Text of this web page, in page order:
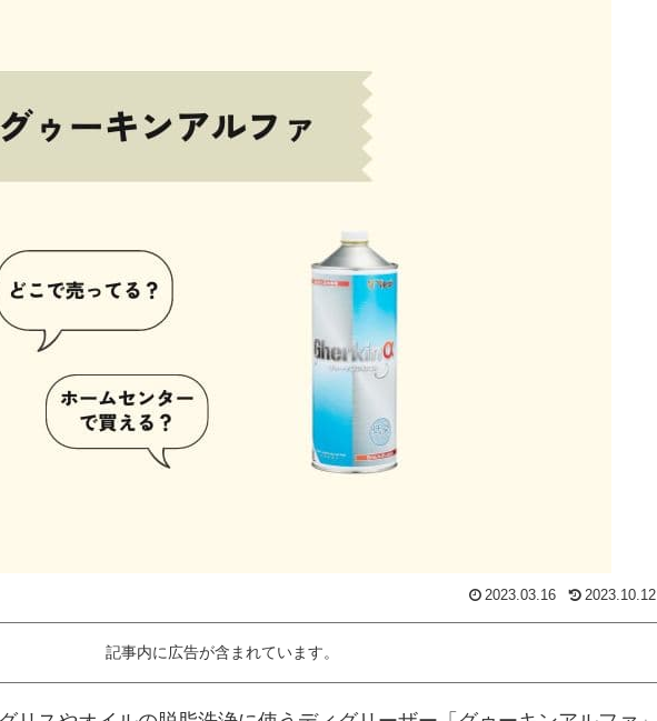
2023.03.16 2023.10.12
記事内に広告が含まれています。